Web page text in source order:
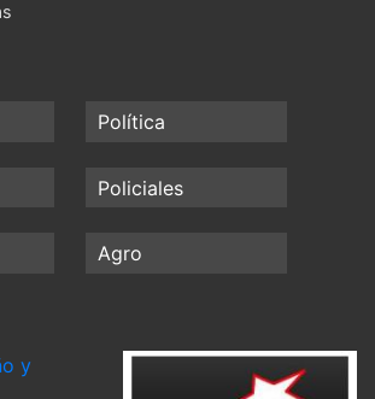
Política
Policiales
Agro